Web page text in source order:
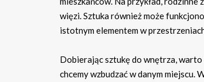
więzi. Sztuka również może
istotnym elementem w
Dobierając sztukę do wnętrza,
chcemy wzbudzać w danym